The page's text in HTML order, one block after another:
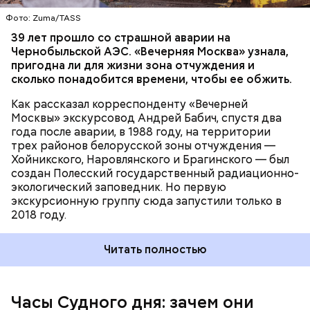
Фото: Zuma/TASS
39 лет прошло со страшной аварии на
Чернобыльской АЭС. «Вечерняя Москва» узнала,
пригодна ли для жизни зона отчуждения и
сколько понадобится времени, чтобы ее обжить.
Как рассказал корреспонденту «Вечерней
Москвы» экскурсовод Андрей Бабич, спустя два
года после аварии, в 1988 году, на территории
трех районов белорусской зоны отчуждения —
Хойникского, Наровлянского и Брагинского — был
создан Полесский государственный радиационно-
экологический заповедник. Но первую
экскурсионную группу сюда запустили только в
2018 году.
Читать полностью
Часы Судного дня: зачем они
— Поскольку мы стоим на пороге второго
Каждый год — в зависимости от того, какие
события происходят в мире, — ученые,
нобелевские лауреаты и специалисты по ядерной
безопасности из экспертного совета «Бюллетеня
ученых-атомщиков» принимают решение о
перевода на полминуты вперед послужили как
ухудшающиеся отношения между ядерными
выбросов углекислого газа, так и усиление
Часы Судного дня — прибыльный
проект